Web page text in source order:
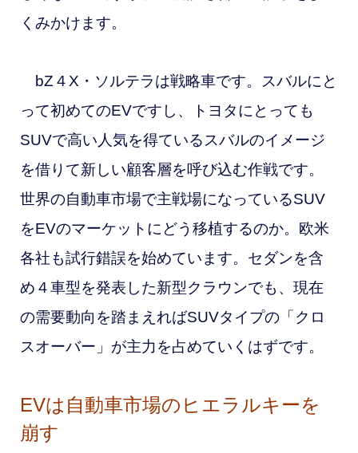
くみかけます。
bZ４X・ソルテラは戦略車です。スバルにと
って初めてのEVですし、トヨタにとっても
SUVで高い人気を得ているスバルのイメージ
を借りて新しい顧客層を呼び込む作戦です。
世界の自動車市場で主戦場になっているSUV
をEVのマーケットにどう移植するのか。欧米
各社も試行錯誤を始めています。セダンを含
め４車型を発表した新型クラウンでも、現在
の需要動向を踏まえればSUVタイプの「クロ
スオーバー」が主力を占めていくはずです。
EVは自動車市場のヒエラルキーを
崩す